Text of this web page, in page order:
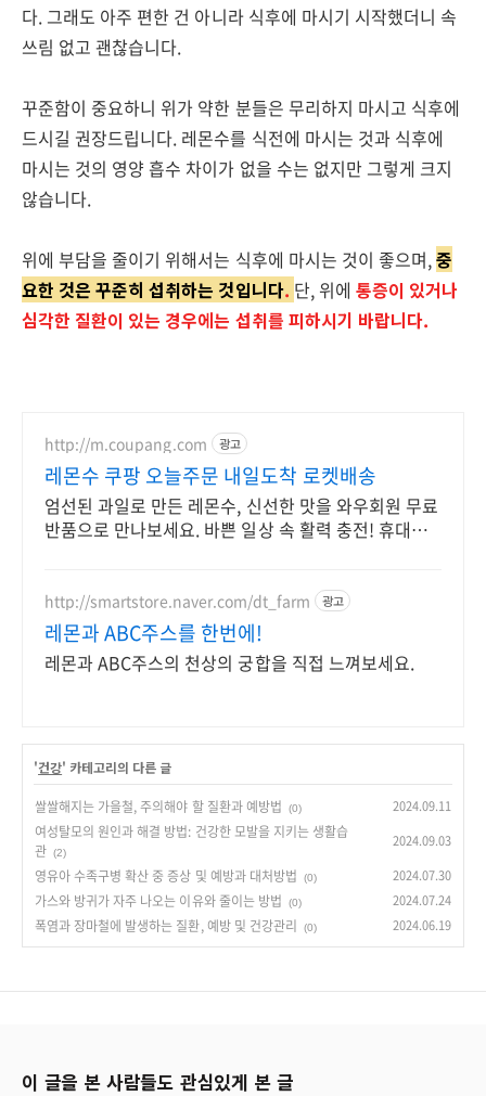
다. 그래도 아주 편한 건 아니라 식후에 마시기 시작했더니 속
쓰림 없고 괜찮습니다.
꾸준함이 중요하니 위가 약한 분들은 무리하지 마시고 식후에
드시길 권장드립니다. 레몬수를 식전에 마시는 것과 식후에
마시는 것의 영양 흡수 차이가 없을 수는 없지만 그렇게 크지
않습니다.
위에 부담을 줄이기 위해서는 식후에 마시는 것이 좋으며,중
요한 것은 꾸준히 섭취하는 것입니다. 단, 위에 통증이 있거나
심각한 질환이 있는 경우에는 섭취를 피하시기 바랍니다.
http://m.coupang.com 광고
레몬수 쿠팡 오늘주문 내일도착 로켓배송
엄선된 과일로 만든 레몬수, 신선한 맛을 와우회원 무료
반품으로 만나보세요. 바쁜 일상 속 활력 충전! 휴대하
http://smartstore.naver.com/dt_farm 광고
레몬과 ABC주스를 한번에!
레몬과 ABC주스의 천상의 궁합을 직접 느껴보세요.
'건강' 카테고리의 다른 글
쌀쌀해지는 가을철, 주의해야 할 질환과 예방법 (0) 2024.09.11
여성탈모의 원인과 해결 방법: 건강한 모발을 지키는 생활습
관 (2)
2024.09.03
영유아 수족구병 확산 중 증상 및 예방과 대처방법 (0) 2024.07.30
가스와 방귀가 자주 나오는 이유와 줄이는 방법 (0) 2024.07.24
폭염과 장마철에 발생하는 질환, 예방 및 건강관리 (0) 2024.06.19
이 글을 본 사람들도 관심있게 본 글